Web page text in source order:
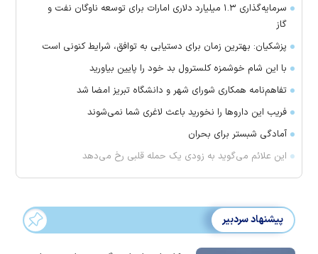
سرمایه‌گذاری ۱.۳ میلیارد دلاری امارات برای توسعه ناوگان نفت و
گاز
پزشکیان: بهترین زمان برای دستیابی به توافق، شرایط کنونی است
با این شام خوشمزه کلسترول بد خود را پایین بیاورید
تفاهم‌نامه همکاری شورای شهر و دانشگاه تبریز امضا شد
فریب این دارو‌ها را نخورید باعث لاغری شما نمی‌شوند
آمادگی شبستر برای بحران
این علائم می‌گوید به زودی یک حمله قلبی رخ می‌دهد
پیشنهاد سردبیر